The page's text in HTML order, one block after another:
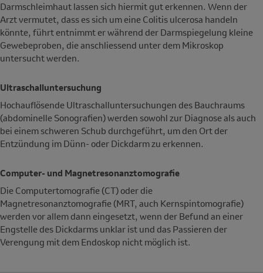
Darmschleimhaut lassen sich hiermit gut erkennen. Wenn der
Arzt vermutet, dass es sich um eine Colitis ulcerosa handeln
könnte, führt entnimmt er während der Darmspiegelung kleine
Gewebeproben, die anschliessend unter dem Mikroskop
untersucht werden.
Ultraschalluntersuchung
Hochauflösende Ultraschalluntersuchungen des Bauchraums
(abdominelle Sonografien) werden sowohl zur Diagnose als auch
bei einem schweren Schub durchgeführt, um den Ort der
Entzündung im Dünn- oder Dickdarm zu erkennen.
Computer- und Magnetresonanztomografie
Die Computertomografie (CT) oder die
Magnetresonanztomografie (MRT, auch Kernspintomografie)
werden vor allem dann eingesetzt, wenn der Befund an einer
Engstelle des Dickdarms unklar ist und das Passieren der
Verengung mit dem Endoskop nicht möglich ist.